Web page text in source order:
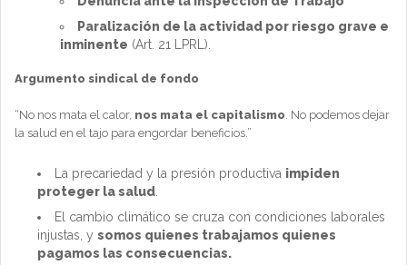
Paralización de la actividad por riesgo grave e
inminente (Art. 21 LPRL).
Argumento sindical de fondo
“No nos mata el calor, nos mata el capitalismo. No podemos dejar
la salud en el tajo para engordar beneficios.”
La precariedad y la presión productiva impiden
proteger la salud
El cambio climático se cruza con condiciones laborales
injustas, y somos quienes trabajamos quienes
pagamos las consecuencias.